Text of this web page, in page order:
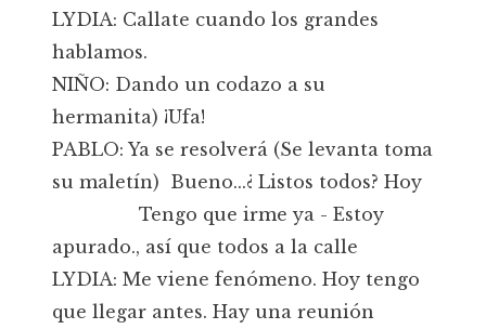
LYDIA: Callate cuando los grandes
hablamos.
NIÑO: Dando un codazo a su
hermanita) ¡Ufa!
PABLO: Ya se resolverá (Se levanta toma
su maletín) Bueno...¿ Listos todos? Hoy
Tengo que irme ya - Estoy
apurado., así que todos a la calle
LYDIA: Me viene fenómeno. Hoy tengo
que llegar antes. Hay una reunión